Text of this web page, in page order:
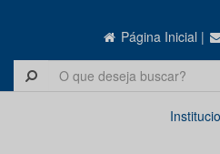
Página Inicial |